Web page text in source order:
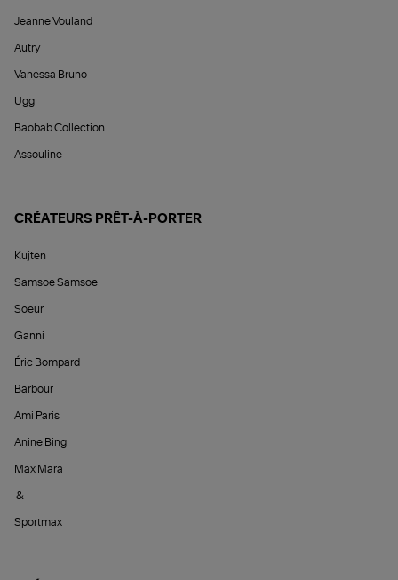
Jeanne Vouland
Autry
Vanessa Bruno
Ugg
Baobab Collection
Assouline
CRÉATEURS PRÊT-À-PORTER
Kujten
Samsoe Samsoe
Soeur
Ganni
Éric Bompard
Barbour
Ami Paris
Anine Bing
Max Mara
&
Sportmax